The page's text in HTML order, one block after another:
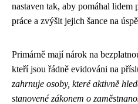
nastaven tak, aby pomáhal lidem
práce a zvýšit jejich šance na
Primárně mají nárok na
kteří jsou řádně evidováni na
zahrnuje osoby, které aktivně
stanovené zákonem o